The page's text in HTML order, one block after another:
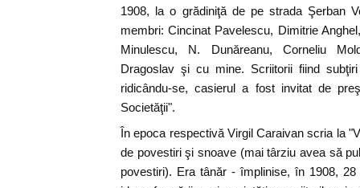
1908, la o grădiniţă de pe strada Şerban
membri: Cincinat Pavelescu, Dimitrie
Minulescu, N. Dunăreanu, Corneliu
Dragoslav şi cu mine. Scriitorii fiind
ridicându-se, casierul a fost invitat de
Societăţii".
În epoca respectivă Virgil Caraivan scria la
de povestiri şi snoave (mai târziu avea să
povestiri). Era tânăr - împlinise, în 1908,